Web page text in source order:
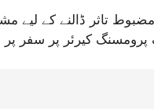
تاثر ڈالنے کے لیے
کیرئر پر سفر پر